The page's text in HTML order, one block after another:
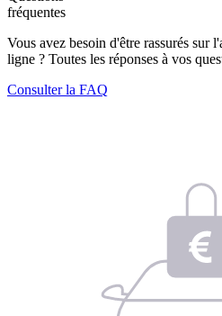
fréquentes
Vous avez besoin d'être rassurés sur
ligne ? Toutes les réponses à vos
Consulter la FAQ